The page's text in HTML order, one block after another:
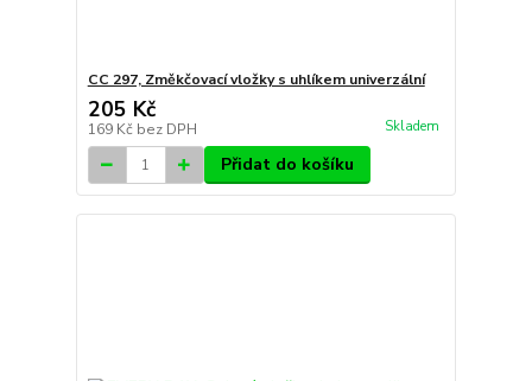
CC 297, Změkčovací vložky s uhlíkem univerzální
205 Kč
169 Kč bez DPH Skladem
Přidat do košíku